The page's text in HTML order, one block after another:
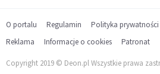
O portalu Regulamin Polityka prywatności
Reklama
Informacje o cookies Patronat
Copyright 2019 © Deon.pl Wszystkie prawa